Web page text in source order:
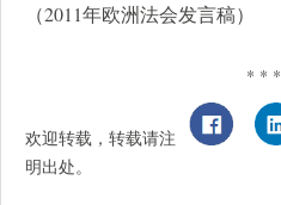
（2011年欧洲法会发言稿）
* * *
欢迎转载，转载请注
明出处。